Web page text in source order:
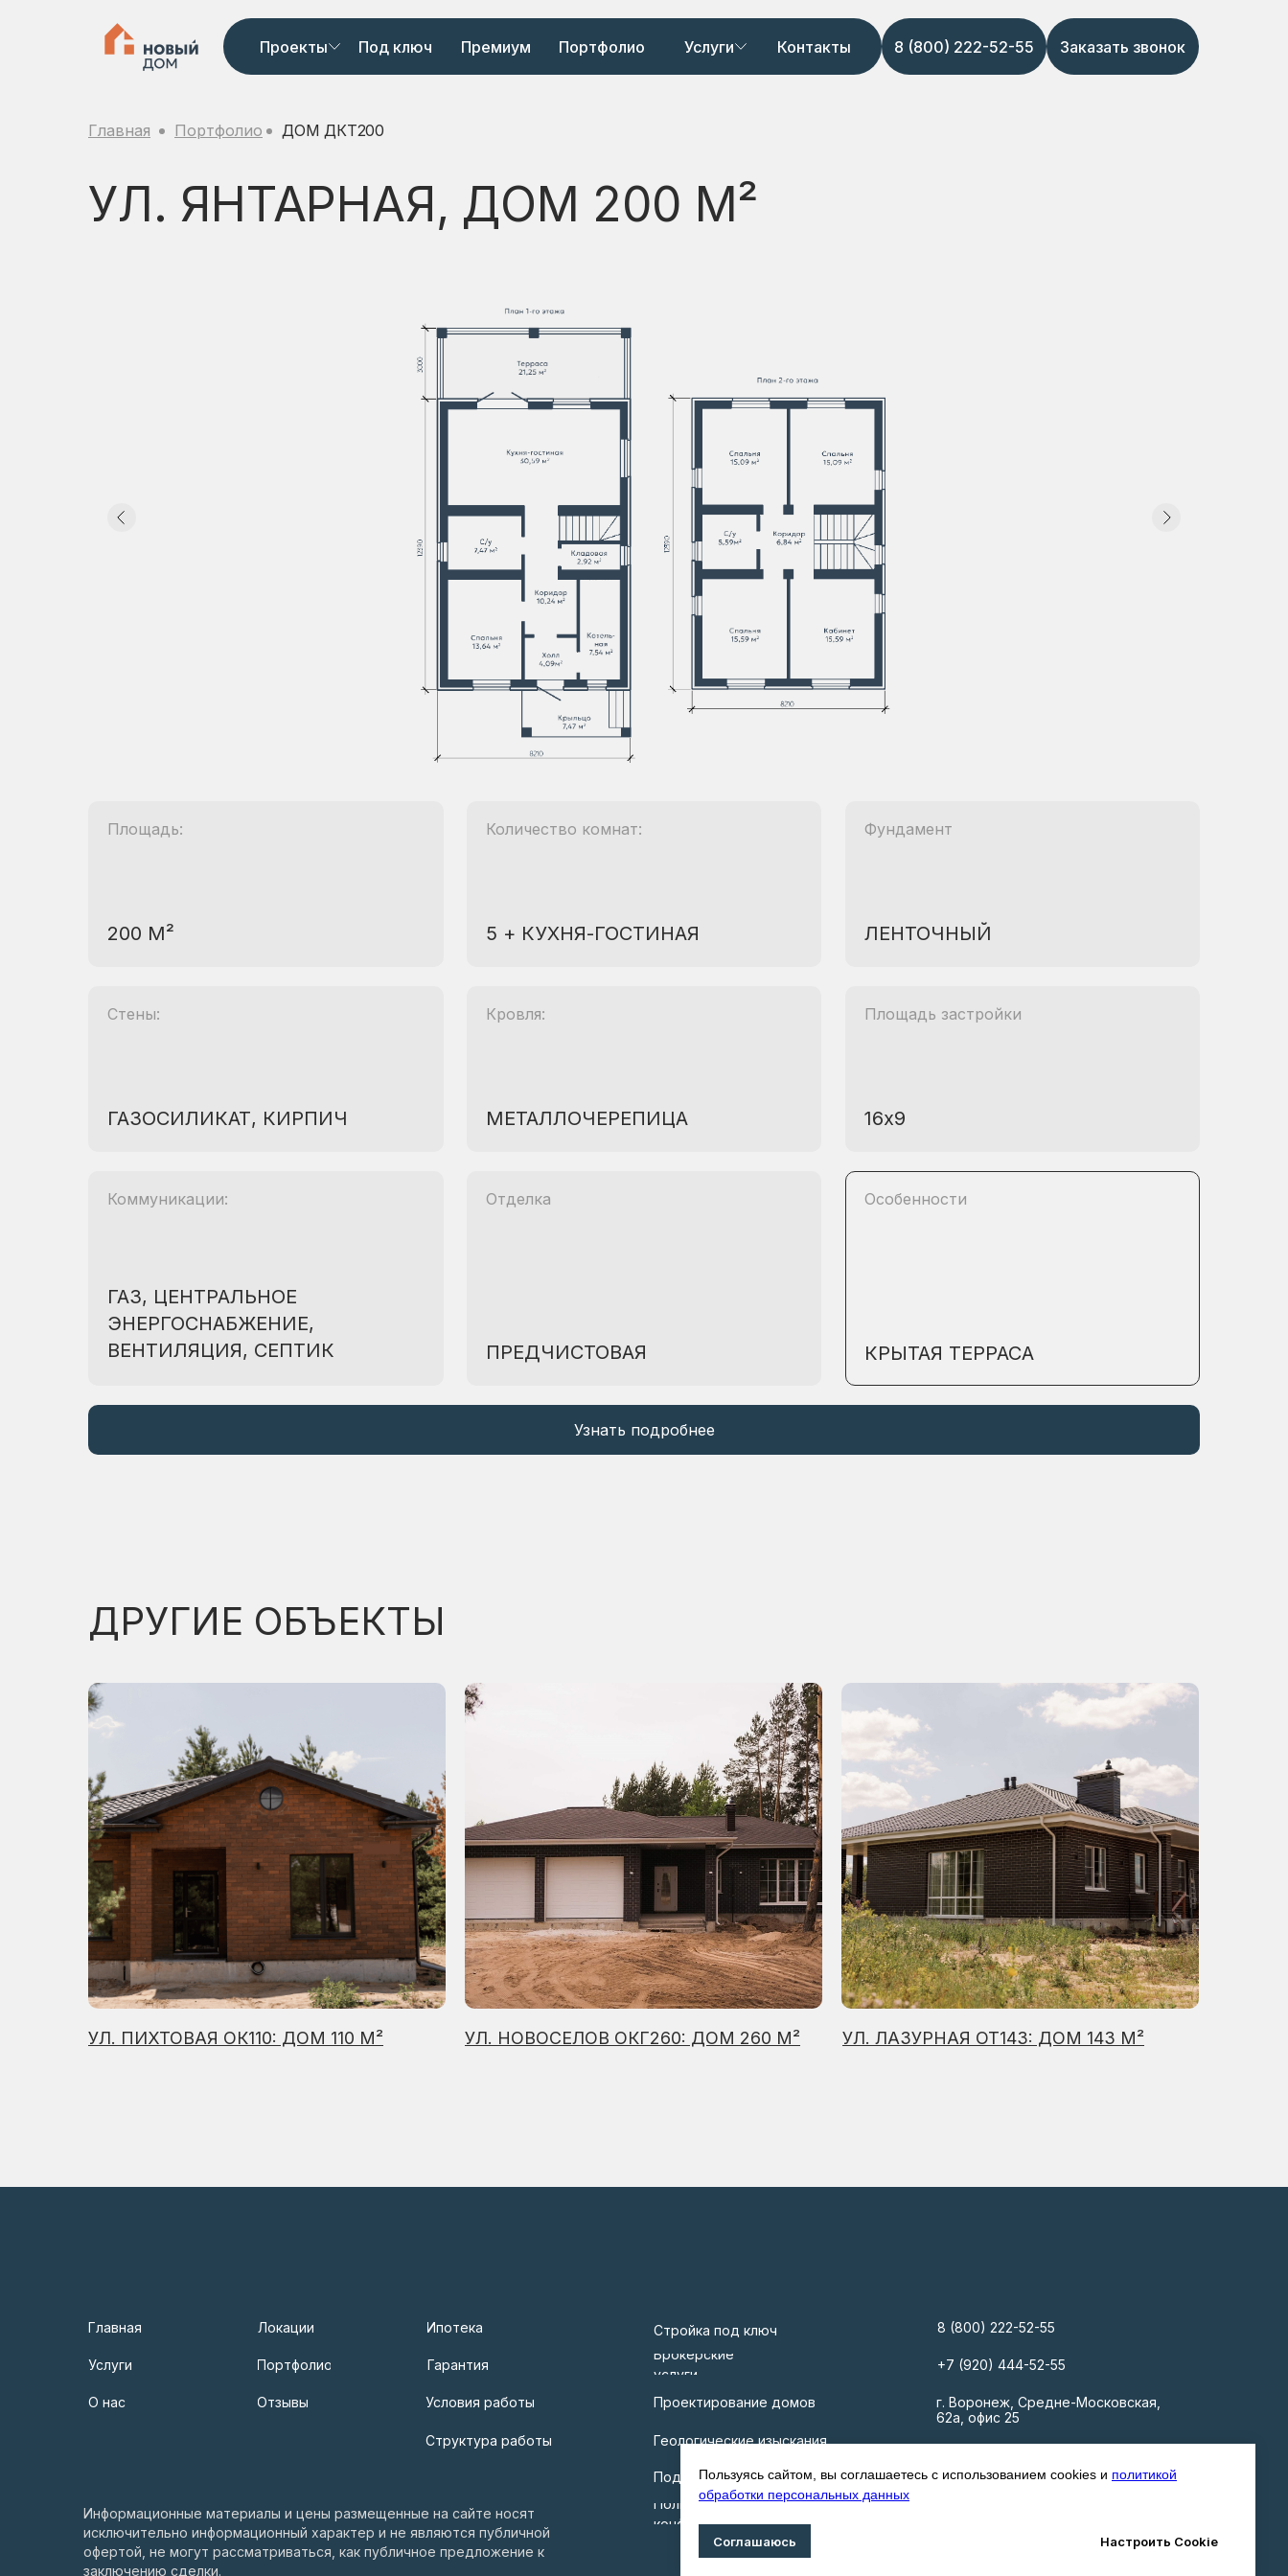
8 (800) 222-52-55 Заказать звонок
Под ключ Премиум Контакты
Портфолио Услуги
Проекты
Пользуясь сайтом, вы соглашаетесь с использованием cookies и политикой
обработки персональных данных
Соглашаюсь Настроить Cookie
УЛ. ЯНТАРНАЯ, ДОМ 200 М²
Главная ДОМ ДКТ200
Портфолио
Площадь: Количество комнат: Фундамент
200 М² 5 + КУХНЯ-ГОСТИНАЯ ЛЕНТОЧНЫЙ
Стены: Кровля: Площадь застройки
ГАЗОСИЛИКАТ, КИРПИЧ МЕТАЛЛОЧЕРЕПИЦА 16х9
Коммуникации: Отделка Особенности
ГАЗ, ЦЕНТРАЛЬНОЕ
ЭНЕРГОСНАБЖЕНИЕ,
ВЕНТИЛЯЦИЯ, СЕПТИК
ПРЕДЧИСТОВАЯ КРЫТАЯ ТЕРРАСА
Узнать подробнее
ДРУГИЕ ОБЪЕКТЫ
УЛ. ПИХТОВАЯ ОК110: ДОМ 110 М² УЛ. НОВОСЕЛОВ ОКГ260: ДОМ 260 М² УЛ. ЛАЗУРНАЯ ОТ143: ДОМ 143 М²
Информационные материалы и цены размещенные на сайте носят
исключительно информационный характер и не являются публичной
офертой, не могут рассматриваться, как публичное предложение к
заключению сделки.
О нас
Локации
Портфолио
Отзывы
Ипотека
Гарантия
Условия работы
Структура работы
Главная
Услуги
Стройка под ключ
Проектирование домов
Геологические изыскания
Подключение коммуникаций
Брокерские
услуги
Политика
конфиденциальности
8 (800) 222-52-55
+7 (920) 444-52-55
г. Воронеж, Средне-Московская,
62а, офис 25